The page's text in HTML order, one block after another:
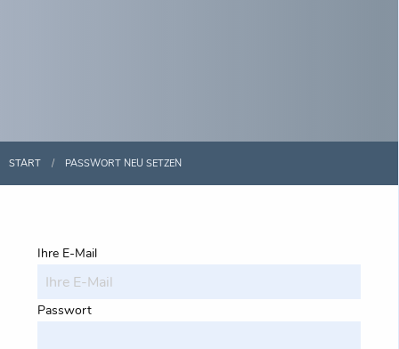
START PASSWORT NEU SETZEN
Ihre E-Mail
Passwort